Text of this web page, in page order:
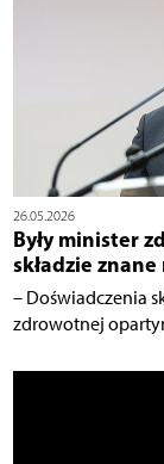
26.05.2026
Były minister
składzie
– Doświadczenia
zdrowotnej